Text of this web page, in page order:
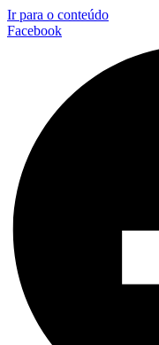
Ir para o conteúdo
Facebook